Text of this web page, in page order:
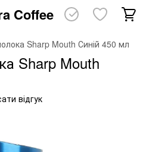
Coffee
Sharp Mouth Синій 450 мл
Sharp Mouth
відгук